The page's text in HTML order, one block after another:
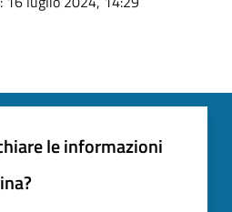
le informazioni